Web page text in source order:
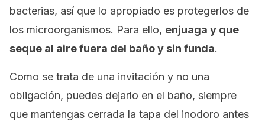
bacterias, así que lo apropiado es protegerlos de
los microorganismos. Para ello, enjuaga y que
seque al aire fuera del baño y sin funda.
Como se trata de una invitación y no una
obligación, puedes dejarlo en el baño, siempre
que mantengas cerrada la tapa del inodoro antes